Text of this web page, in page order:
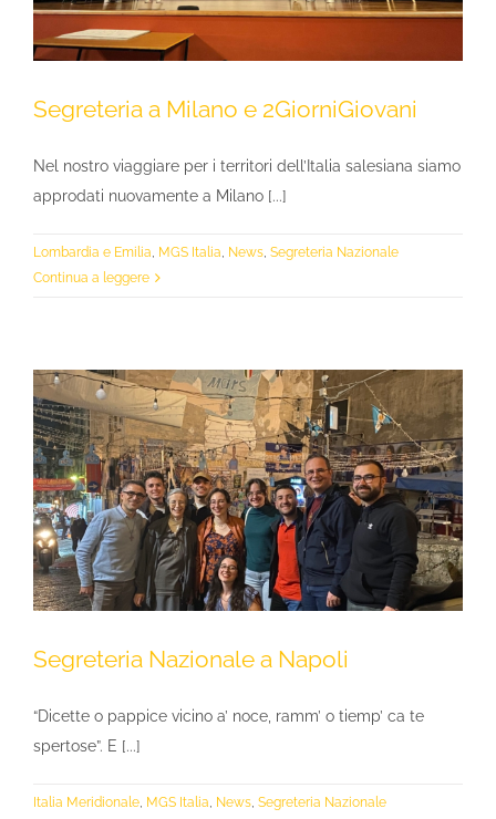
Segreteria a Milano e 2GiorniGiovani
Nel nostro viaggiare per i territori dell’Italia salesiana siamo
approdati nuovamente a Milano [...]
Lombardia e Emilia MGS Italia News Segreteria Nazionale
Continua a leggere
Segreteria Nazionale a Napoli
“Dicette o pappice vicino a’ noce, ramm’ o tiemp’ ca te
spertose”. E [...]
Italia Meridionale, MGS Italia, News, Segreteria Nazionale